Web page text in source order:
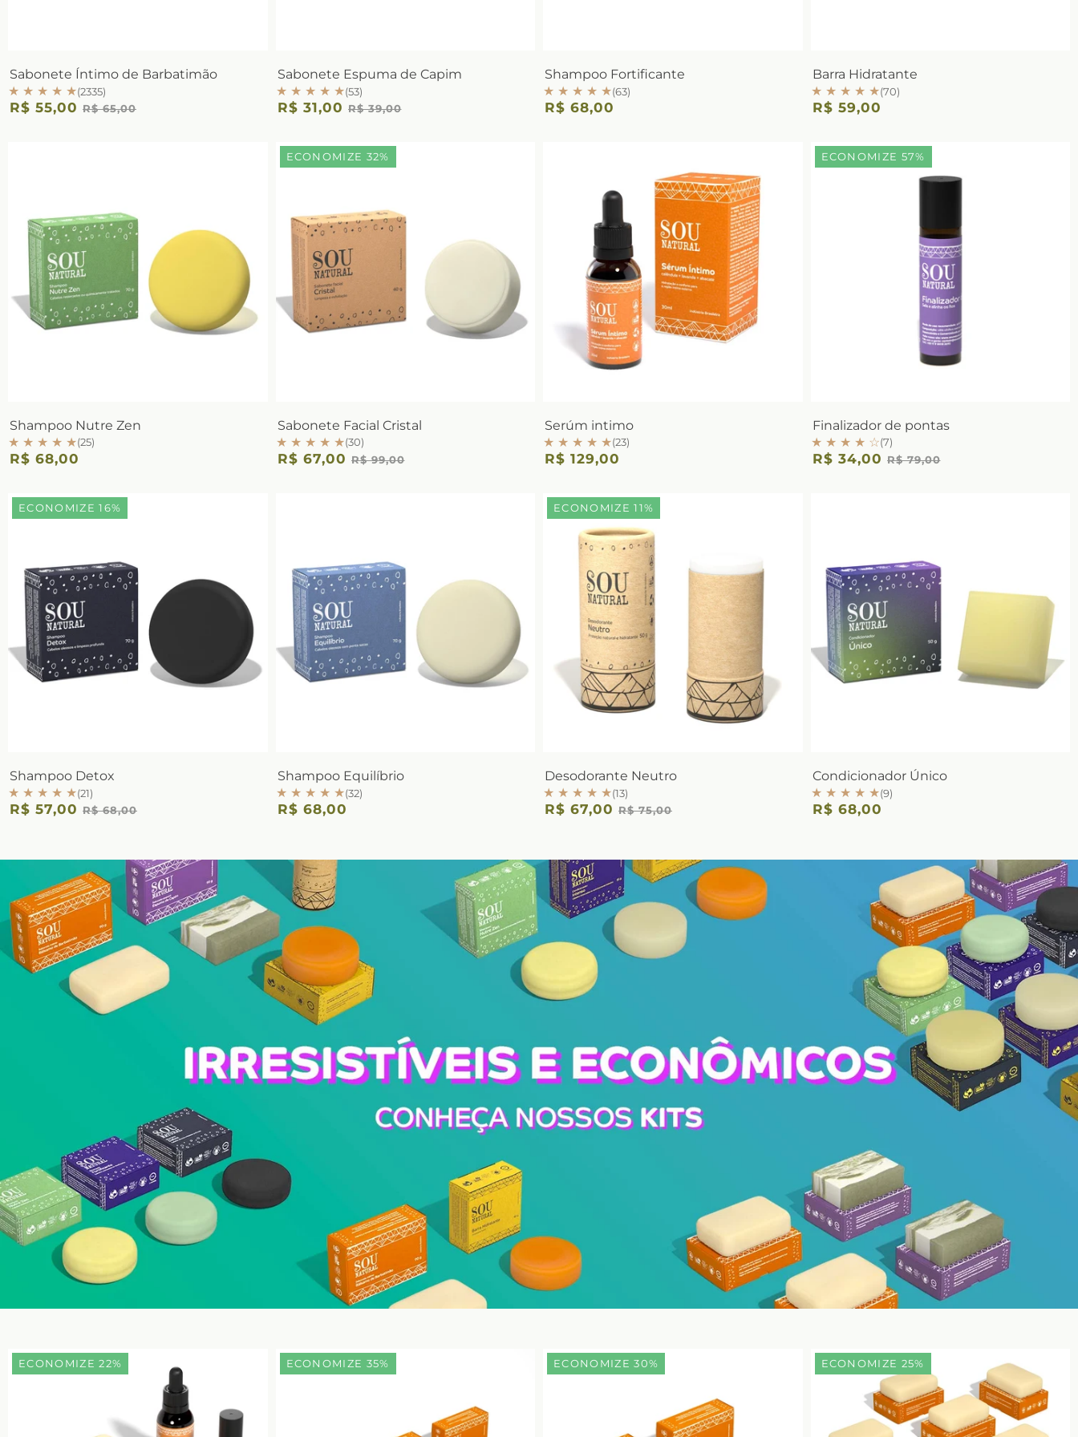
Sabonete Íntimo de Barbatimão
★ ★ ★ ★ ★(2335)
R$ 55,00 R$ 65,00
Sabonete Espuma de Capim
★ ★ ★ ★ ★(53)
R$ 31,00 R$ 39,00
Shampoo Fortificante
★ ★ ★ ★ ★(63)
R$ 68,00
Barra Hidratante
★ ★ ★ ★ ★(70)
R$ 59,00
Shampoo Nutre Zen
★ ★ ★ ★ ★(25)
R$ 68,00
ECONOMIZE 32%
Sabonete Facial Cristal
★ ★ ★ ★ ★(30)
R$ 67,00 R$ 99,00
Serúm intimo
★ ★ ★ ★ ★(23)
R$ 129,00
ECONOMIZE 57%
Finalizador de pontas
★ ★ ★ ★ ☆(7)
R$ 34,00 R$ 79,00
ECONOMIZE 16%
Shampoo Detox
★ ★ ★ ★ ★(21)
R$ 57,00 R$ 68,00
Shampoo Equilíbrio
★ ★ ★ ★ ★(32)
R$ 68,00
ECONOMIZE 11%
Desodorante Neutro
★ ★ ★ ★ ★(13)
R$ 67,00 R$ 75,00
Condicionador Único
★ ★ ★ ★ ★(9)
R$ 68,00
ECONOMIZE 22% ECONOMIZE 35% ECONOMIZE 30% ECONOMIZE 25%